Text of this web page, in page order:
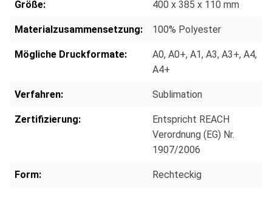
Größe: 400 x 385 x 110 mm
Materialzusammensetzung: 100% Polyester
Mögliche Druckformate: A0, A0+, A1, A3, A3+, A4,
A4+
Verfahren: Sublimation
Zertifizierung:
Entspricht REACH
Verordnung (EG) Nr.
1907/2006
Form: Rechteckig